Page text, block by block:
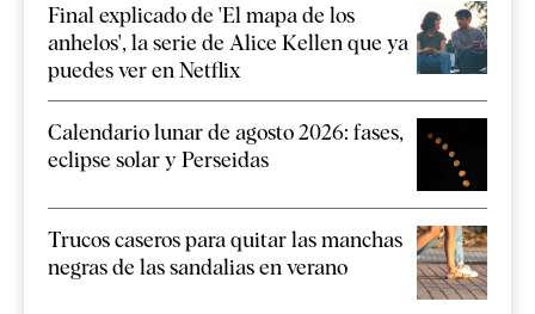
Final explicado de 'El mapa de los
anhelos', la serie de Alice Kellen que ya
puedes ver en Netflix
Calendario lunar de agosto 2026: fases,
eclipse solar y Perseidas
Trucos caseros para quitar las manchas
negras de las sandalias en verano